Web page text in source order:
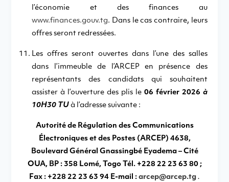
l’économie et des finances au
www.finances.gouv.tg. Dans le cas contraire, leurs
offres seront redressées.
Les offres seront ouvertes dans l’une des salles
dans l’immeuble de l’ARCEP en présence des
représentants des candidats qui souhaitent
assister à l’ouverture des plis le 06 février 2026 à
10H30 TU à l’adresse suivante :
Autorité de Régulation des Communications
Électroniques et des Postes (ARCEP) 4638,
Boulevard Général Gnassingbé Eyadema – Cité
OUA, BP : 358 Lomé, Togo Tél. +228 22 23 63 80 ;
Fax : +228 22 23 63 94 E-mail : arcep@arcep.tg .